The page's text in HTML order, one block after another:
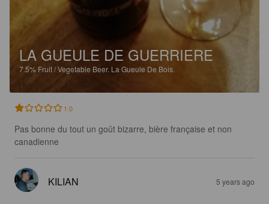
LA GUEULE DE GUERRIERE
7.5% Fruit / Vegetable Beer. La Gueule De Bois.
1.0
Pas bonne du tout un goût bizarre, bière française et non
canadienne
KILIAN 5 years ago